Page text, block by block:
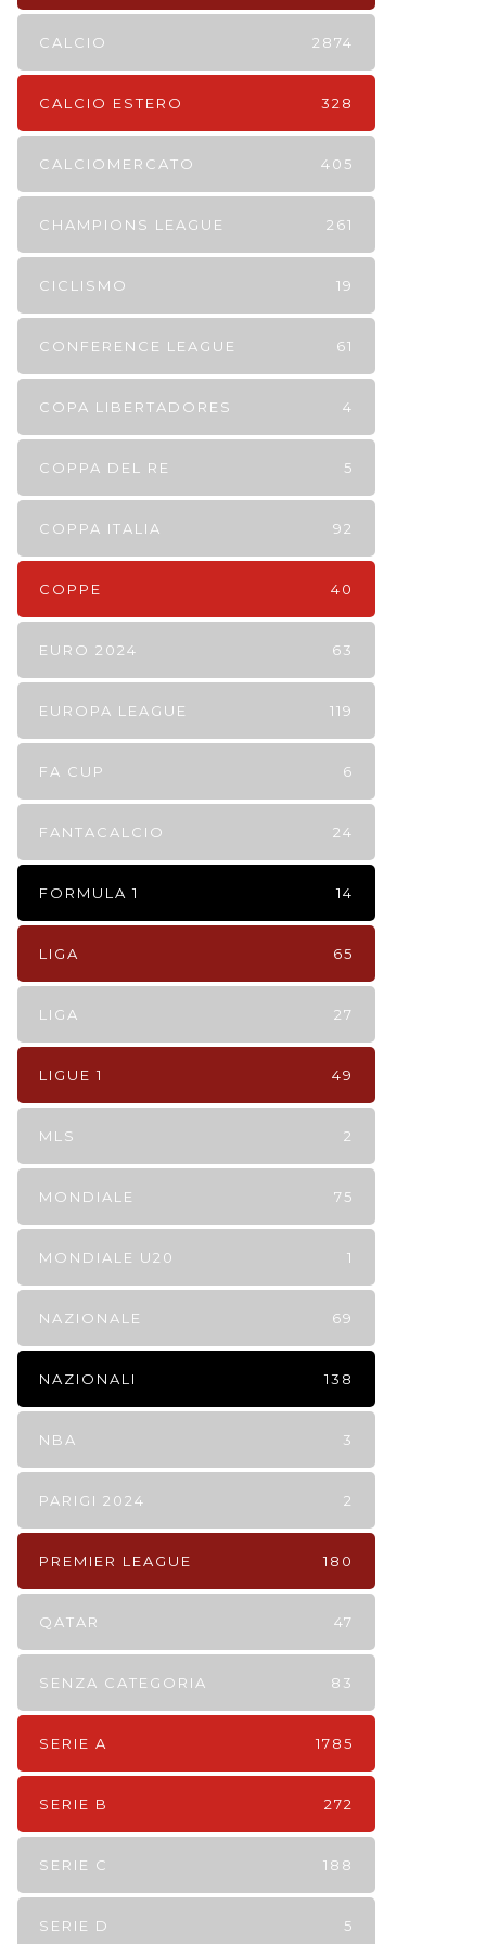
CALCIO 2874
CALCIO ESTERO 328
CALCIOMERCATO 405
CHAMPIONS LEAGUE 261
CICLISMO 19
CONFERENCE LEAGUE 61
COPA LIBERTADORES 4
COPPA DEL RE 5
COPPA ITALIA 92
COPPE 40
EURO 2024 63
EUROPA LEAGUE 119
FA CUP 6
FANTACALCIO 24
FORMULA 1 14
LIGA 65
LIGA 27
LIGUE 1 49
MLS 2
MONDIALE 75
MONDIALE U20 1
NAZIONALE 69
NAZIONALI 138
NBA 3
PARIGI 2024 2
PREMIER LEAGUE 180
QATAR 47
SENZA CATEGORIA 83
SERIE A 1785
SERIE B 272
SERIE C 188
SERIE D 5